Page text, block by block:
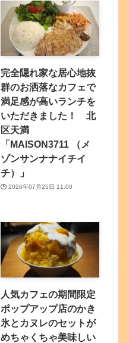
完全隠れ家な居心地抜
群のお洒落なカフェで
満足感が高いランチを
いただきました！ 北
区天満
「MAISON3711 （メ
ゾンサンナナイチイ
チ）」
2026年07月25日 11:00
人気カフェの期間限定
ポップアップ店のかき
氷とカヌレのセットが
めちゃくちゃ美味しい